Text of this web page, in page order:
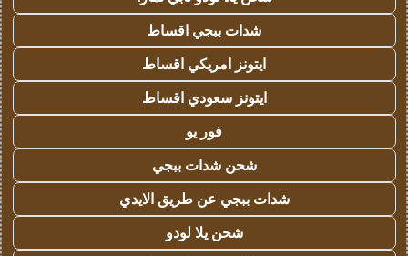
شدات ببجي اقساط
ايتونز امريكي اقساط
ايتونز سعودي اقساط
فور يو
شحن شدات ببجي
شدات ببجي عن طريق الايدي
شحن يلا لودو